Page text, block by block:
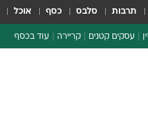
תרבות סלבס כסף אוכל
עסקים קטנים קריירה עוד בכסף